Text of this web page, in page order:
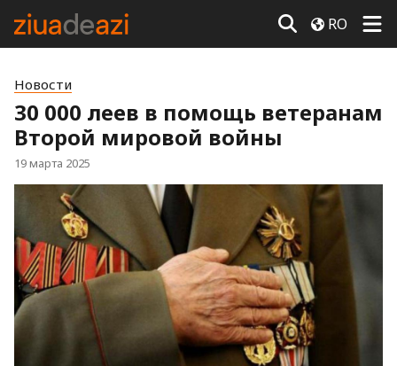
RO
Новости
30 000 леев в помощь ветеранам
Второй мировой войны
19 марта 2025